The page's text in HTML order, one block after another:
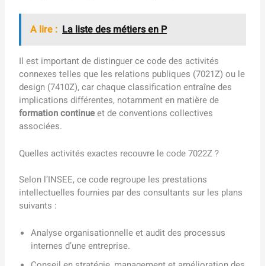
A lire : La liste des métiers en P
Il est important de distinguer ce code des activités
connexes telles que les relations publiques (7021Z) ou le
design (7410Z), car chaque classification entraîne des
implications différentes, notamment en matière de
formation continueet de conventions collectives
associées.
Quelles activités exactes recouvre le code 7022Z ?
Selon l’INSEE, ce code regroupe les prestations
intellectuelles fournies par des consultants sur les plans
suivants :
Analyse organisationnelle et audit des processus
internes d’une entreprise.